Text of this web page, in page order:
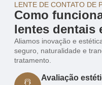
LENTE DE CONTATO DE
Como
lentes dentais
Aliamos inovação e
seguro, naturalidade e
tratamento.
Avaliação